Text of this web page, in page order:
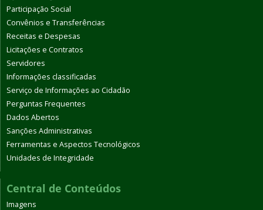
Participação Social
Convênios e Transferências
Receitas e Despesas
Licitações e Contratos
Servidores
Informações classificadas
Serviço de Informações ao Cidadão
Perguntas Frequentes
Dados Abertos
Sanções Administrativas
Ferramentas e Aspectos Tecnológicos
Unidades de Integridade
Central de Conteúdos
Imagens